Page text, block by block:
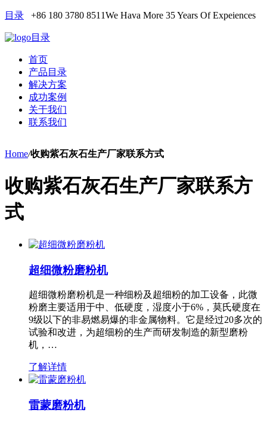
目录 +86 180 3780 8511We Hava More 35 Years Of Expeiences
目录
首页
产品目录
解决方案
成功案例
关于我们
联系我们
Home/收购紫石灰石生产厂家联系方式
收购紫石灰石生产厂家联系方
式
超细微粉磨粉机
超细微粉磨粉机是一种细粉及超细粉的加工设备，此微
粉磨主要适用于中、低硬度，湿度小于6%，莫氏硬度在
9级以下的非易燃易爆的非金属物料。它是经过20多次的
试验和改进，为超细粉的生产而研发制造的新型磨粉
机，…
了解详情
雷蒙磨粉机